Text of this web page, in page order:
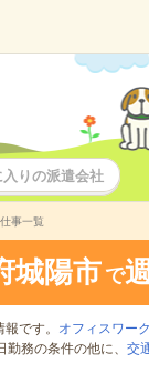
入りの派遣会社
事一覧
城陽市 で
です。 オフィスワー
務の条件の他に、 交